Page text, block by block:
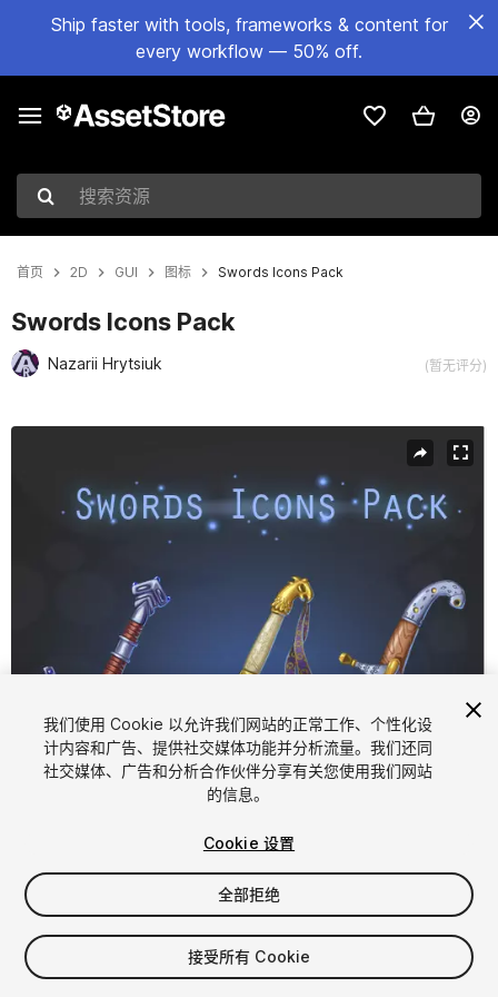
Ship faster with tools, frameworks & content for
every workflow — 50% off.
搜索资源
首页 2D GUI 图标 Swords Icons Pack
Swords Icons Pack
Nazarii Hrytsiuk (暂无评分)
1 /2
$5
我们使用 Cookie 以允许我们网站的正常工作、个性化设
计内容和广告、提供社交媒体功能并分析流量。我们还同
社交媒体、广告和分析合作伙伴分享有关您使用我们网站
的信息。
Cookie 设置
全部拒绝
接受所有 Cookie